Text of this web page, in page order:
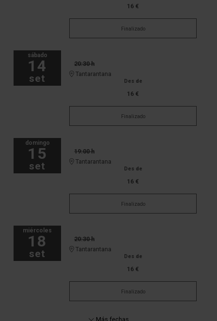
16 €
Finalizado
sábado
14
set
20:30 h
Tantarantana
Des de
16 €
Finalizado
domingo
15
set
19:00 h
Tantarantana
Des de
16 €
Finalizado
miércoles
18
set
20:30 h
Tantarantana
Des de
16 €
Finalizado
Más fechas